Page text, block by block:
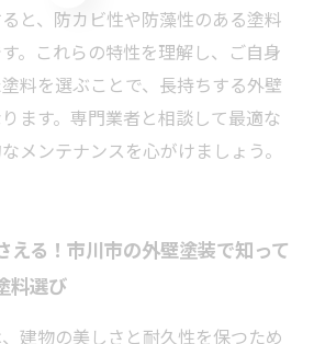
と、防カビ性や防藻性のある塗料
。これらの特性を理解し、ご自身
料を選ぶことで、長持ちする外壁
ます。専門業者と相談して最適な
メンテナンスを心がけましょう。
える！市川市の外壁塗装で知って
料選び
建物の美しさと耐久性を保つため